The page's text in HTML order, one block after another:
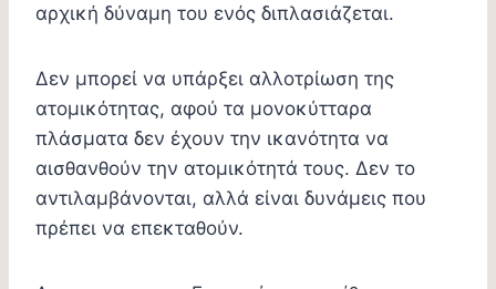
αρχική δύναμη του ενός διπλασιάζεται.
Δεν μπορεί να υπάρξει αλλοτρίωση της
ατομικότητας, αφού τα μονοκύτταρα
πλάσματα δεν έχουν την ικανότητα να
αισθανθούν την ατομικότητά τους. Δεν το
αντιλαμβάνονται, αλλά είναι δυνάμεις που
πρέπει να επεκταθούν.